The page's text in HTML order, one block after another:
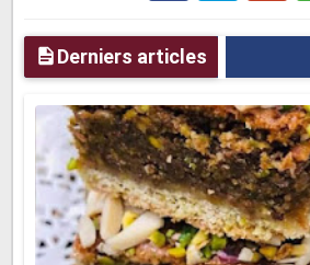
Derniers articles